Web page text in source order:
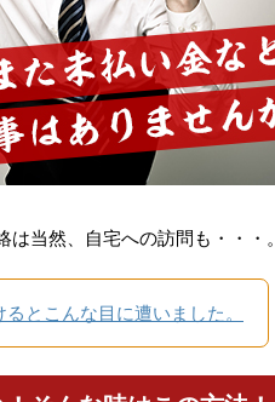
当然、自宅への訪問も・・・。
とこんな目に遭いました。